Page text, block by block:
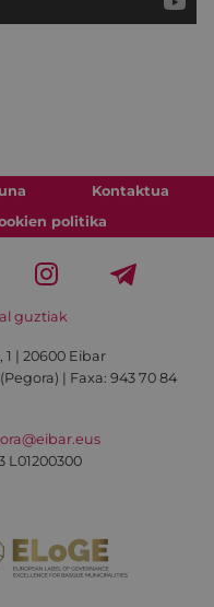
Kontaktua
politika
guztiak
| 20600 Eibar
| Faxa: 943 70 84
L01200300